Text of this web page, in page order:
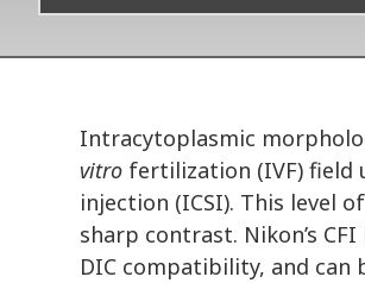
Intracytoplasmic
vitro fertilization (IVF) field
injection (ICSI). This level
sharp contrast. Nikon’s
DIC compatibility, and can